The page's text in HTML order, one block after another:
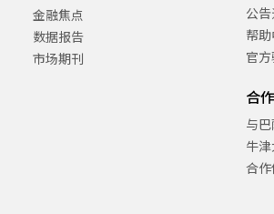
金融焦点
数据报告
市场期刊
公
帮
官
合
与
牛
合